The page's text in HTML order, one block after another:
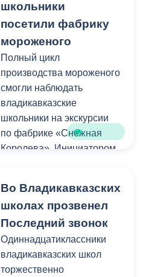
школьники
посетили фабрику
мороженого
Полный цикл
производства мороженого
смогли наблюдать
владикавказские
школьники на экскурсии
по фабрике «Снежная
Королева». Инициатором
владикавказцев с
процессом создания
мороженого выступил
депутат Собрания
представителей г.
Владикавказа
Во Владикавказских
школах прозвенел
Последний звонок
Одиннадцатиклассники
владикавказских школ
торжественно